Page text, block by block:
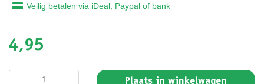
Veilig betalen via iDeal, Paypal of bank
4,95
Plaats in winkelwagen